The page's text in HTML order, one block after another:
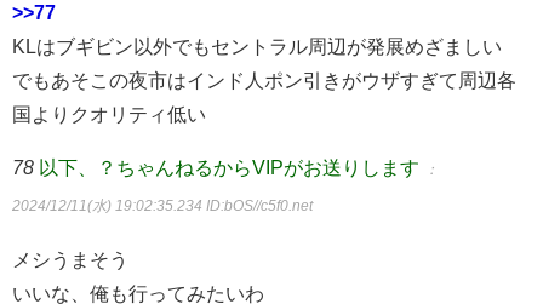
>>77
KLはブギビン以外でもセントラル周辺が発展めざましい
でもあそこの夜市はインド人ポン引きがウザすぎて周辺各
国よりクオリティ低い
78 以下、？ちゃんねるからVIPがお送りします ：
2024/12/11(水) 19:02:35.234 ID:bOS//c5f0.net
メシうまそう
いいな、俺も行ってみたいわ